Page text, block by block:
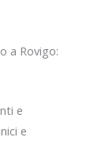
a Rovigo:
e
e